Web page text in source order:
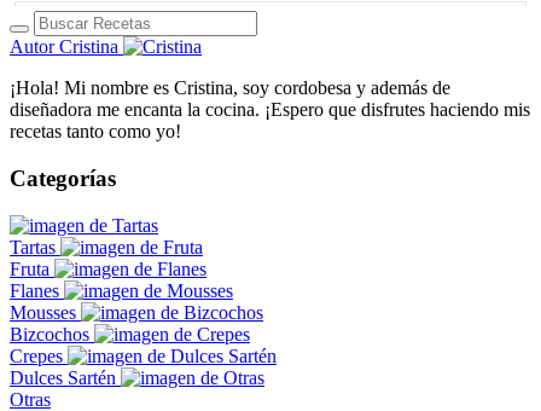
Autor Cristina
¡Hola! Mi nombre es Cristina, soy cordobesa y además de
diseñadora me encanta la cocina. ¡Espero que disfrutes haciendo mis
recetas tanto como yo!
Categorías
Tartas
Fruta
Flanes
Mousses
Bizcochos
Crepes
Dulces Sartén
Otras